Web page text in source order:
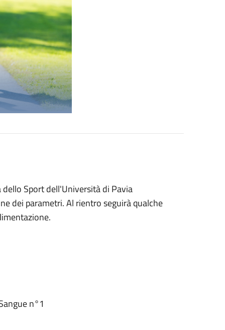
dello Sport dell'Università di Pavia
dei parametri. Al rientro seguirà qualche
n°1